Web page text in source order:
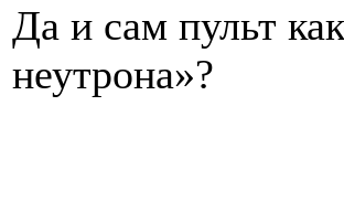
Да и сам пульт
неутрона»?